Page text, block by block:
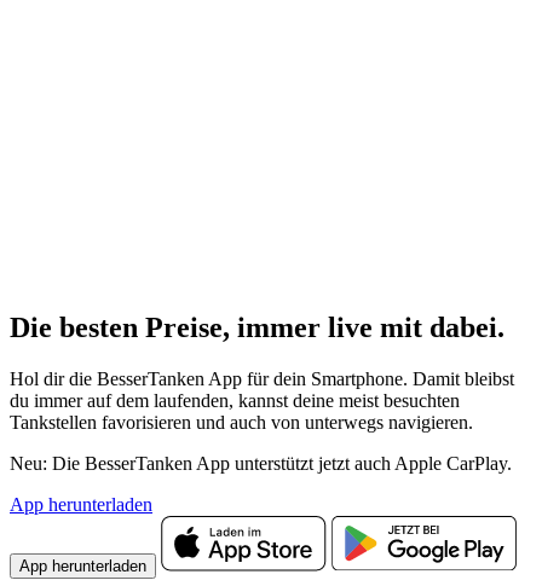
Die besten Preise, immer live mit dabei.
Hol dir die BesserTanken App für dein Smartphone. Damit bleibst
du immer auf dem laufenden, kannst deine meist besuchten
Tankstellen favorisieren und auch von unterwegs navigieren.
Neu: Die BesserTanken App unterstützt jetzt auch Apple CarPlay.
App herunterladen
App herunterladen